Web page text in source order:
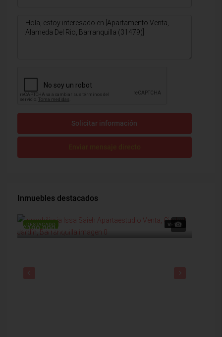
Solicitar información
Inmuebles destacados
DESTACADO VENTA
$190,000,000